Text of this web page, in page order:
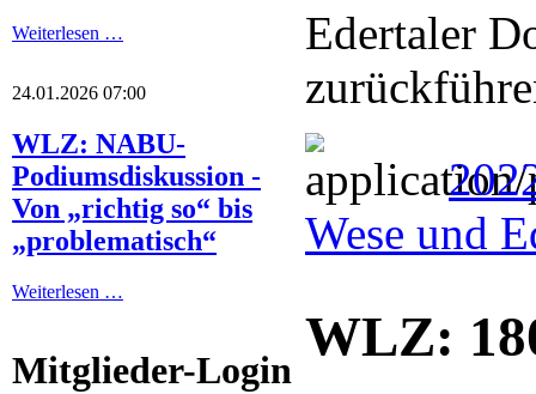
Weiterlesen …
24.01.2026 07:00
WLZ: NABU-
Podiumsdiskussion -
Von „richtig so“ bis
„problematisch“
Weiterlesen …
Mitglieder-Login
Edertaler
Wese und
WLZ: